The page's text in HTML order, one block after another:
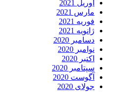
آوریل 2021
مارس 2021
فوریه 2021
ژانویه 2021
دسامبر 2020
نوامبر 2020
اکتبر 2020
سپتامبر 2020
آگوست 2020
جولای 2020